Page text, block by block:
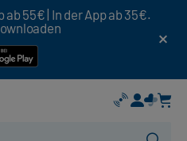
55€ | In der App ab 35€.